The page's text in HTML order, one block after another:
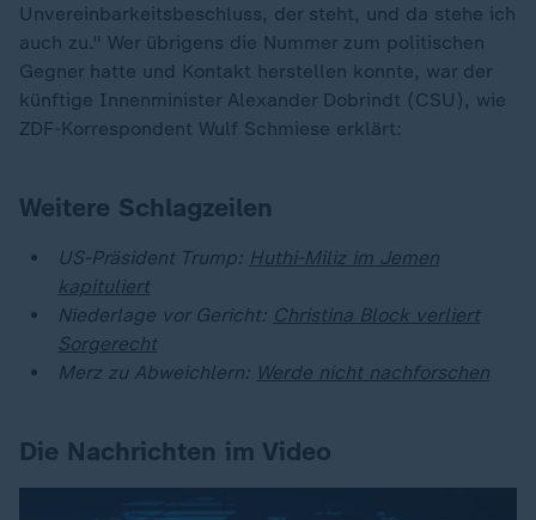
Unvereinbarkeitsbeschluss, der steht, und da stehe ich
auch zu." Wer übrigens die Nummer zum politischen
Gegner hatte und Kontakt herstellen konnte, war der
künftige Innenminister Alexander Dobrindt (CSU), wie
ZDF-Korrespondent Wulf Schmiese erklärt:
Weitere Schlagzeilen
US-Präsident Trump: Huthi-Miliz im Jemen
kapituliert
Niederlage vor Gericht: Christina Block verliert
Sorgerecht
Merz zu Abweichlern: Werde nicht nachforschen
Die Nachrichten im Video